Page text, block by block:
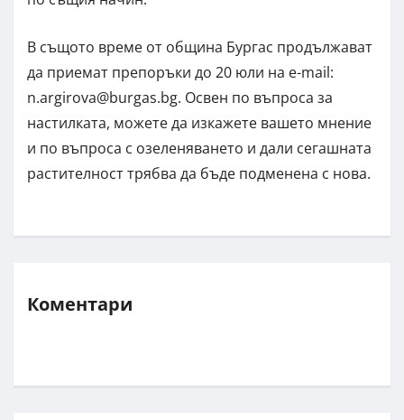
В същото време от община Бургас продължават
да приемат препоръки до 20 юли на e-mail:
n.argirova@burgas.bg. Освен по въпроса за
настилката, можете да изкажете вашето мнение
и по въпроса с озеленяването и дали сегашната
растителност трябва да бъде подменена с нова.
Коментари